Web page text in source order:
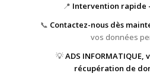
📍 Intervention rapide
📞 Contactez-nous dès
vos données
💡ADS
récupération de